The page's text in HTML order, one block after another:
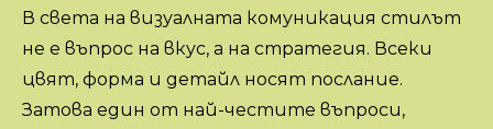
В света на визуалната комуникация стилът
не е въпрос на вкус, а на стратегия. Всеки
цвят, форма и детайл носят послание.
Затова един от най-честите въпроси,